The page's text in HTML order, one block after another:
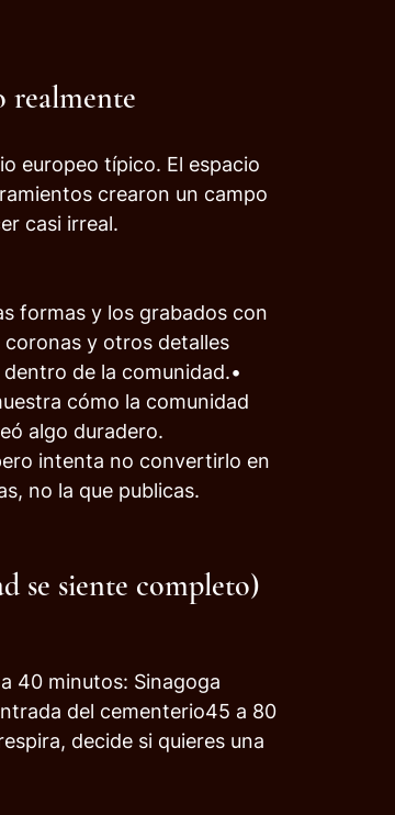
realmente
europeo típico. El espacio
crearon un campo
casi irreal.
formas y los grabados con
coronas y otros detalles
de la comunidad.•
cómo la comunidad
algo duradero.
intenta no convertirlo en
no la que publicas.
se siente completo)
40 minutos: Sinagoga
del cementerio45 a 80
decide si quieres una